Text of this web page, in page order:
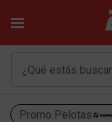
Promo Pelotas